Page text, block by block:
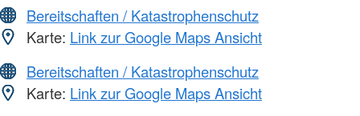
Bereitschaften / Katastrophenschutz
Karte: Link zur Google Maps Ansicht
Bereitschaften / Katastrophenschutz
Karte: Link zur Google Maps Ansicht